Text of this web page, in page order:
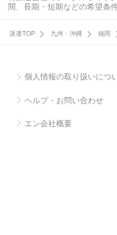
間、長期・短期などの希望条
派遣TOP 九州・沖縄 福岡
個人情報の取り扱いにつ
ヘルプ・お問い合わせ
エン会社概要